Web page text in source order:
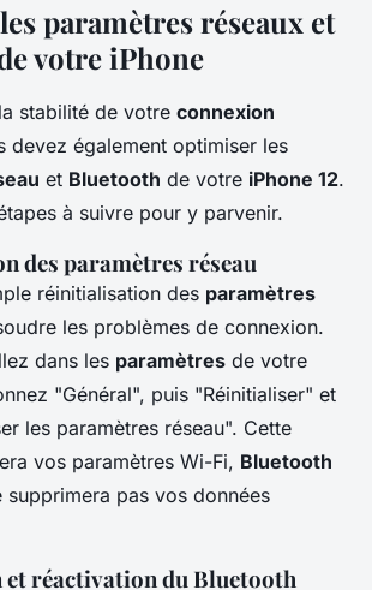
paramètres réseaux et
votre iPhone
stabilité de votre connexion
devez également optimiser les
et Bluetooth de votre iPhone 12.
à suivre pour y parvenir.
des paramètres réseau
réinitialisation des paramètres
les problèmes de connexion.
dans les paramètres de votre
"Général", puis "Réinitialiser" et
les paramètres réseau". Cette
vos paramètres Wi-Fi, Bluetooth
supprimera pas vos données
réactivation du Bluetooth